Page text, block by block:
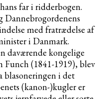
far i ridderbogen.
med fratrædelse af
i Danmark.
daværende kongelige
Funch (1841-1919), blev
blasoneringen i det
(kanon-)kugler er